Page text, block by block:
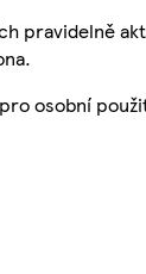
pravidelně
osobní